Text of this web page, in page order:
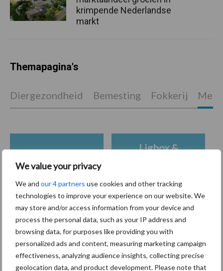
We value your privacy
We and our 4 partners use cookies and other tracking
technologies to improve your experience on our website. We
may store and/or access information from your device and
process the personal data, such as your IP address and
browsing data, for purposes like providing you with
personalized ads and content, measuring marketing campaign
effectiveness, analyzing audience insights, collecting precise
geolocation data, and product development. Please note that
Primaire
Recent nieuws Partner nieuws
krimpende Nederlandse
markt
Themapagina's
Diergezondheid Bemesting Fokkerij
Ligbox &
Toon meer